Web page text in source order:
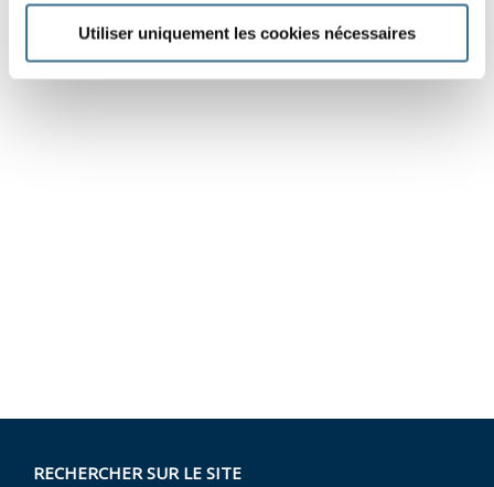
Utiliser uniquement les cookies nécessaires
RECHERCHER SUR LE SITE